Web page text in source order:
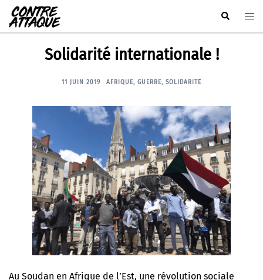
Aller
au
contenu
Rechercher
Solidarité internationale !
11 JUIN 2019 AFRIQUE, GUERRE, SOLIDARITÉ
Au Soudan en Afrique de l’Est, une révolution sociale